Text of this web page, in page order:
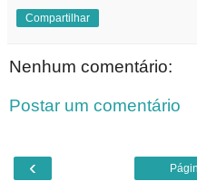
Compartilhar
Nenhum comentário:
Postar um comentário
‹